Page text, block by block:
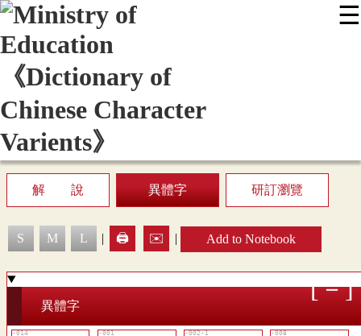
☰
Display Mode
Sitemap
解 說 異體字 研訂瀏覽
S M L | 🖨️ ✉️ | Add to Notebook
異體字